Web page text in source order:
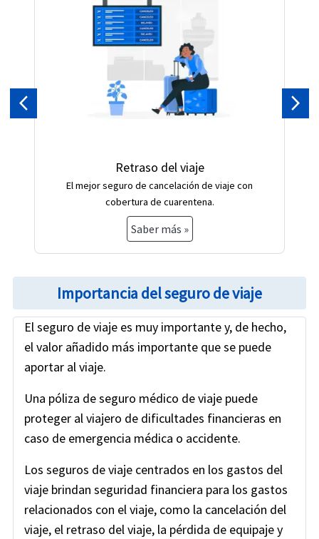
Retraso del viaje
El mejor seguro de cancelación de viaje con
cobertura de cuarentena.
Saber más »
Previous
Importancia del seguro de viaje
El seguro de viaje es muy importante y, de hecho,
el valor añadido más importante que se puede
aportar al viaje.
Una póliza de seguro médico de viaje puede
proteger al viajero de dificultades financieras en
caso de emergencia médica o accidente.
Los seguros de viaje centrados en los gastos del
viaje brindan seguridad financiera para los gastos
relacionados con el viaje, como la cancelación del
viaje, el retraso del viaje, la pérdida de equipaje y